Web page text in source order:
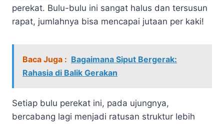
perekat. Bulu-bulu ini sangat halus dan tersusun
rapat, jumlahnya bisa mencapai jutaan per kaki!
Baca Juga : Bagaimana Siput Bergerak:
Rahasia di Balik Gerakan
Setiap bulu perekat ini, pada ujungnya,
bercabang lagi menjadi ratusan struktur lebih